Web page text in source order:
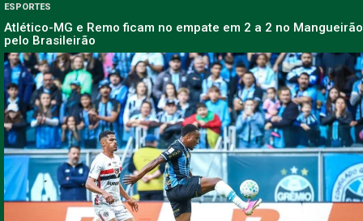
ESPORTES
Atlético-MG e Remo ficam no empate em 2 a 2 no Mangueirão
pelo Brasileirão